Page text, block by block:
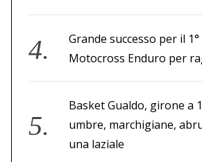
Grande successo per il
Motocross Enduro per
Basket Gualdo, girone a
umbre, marchigiane,
una laziale